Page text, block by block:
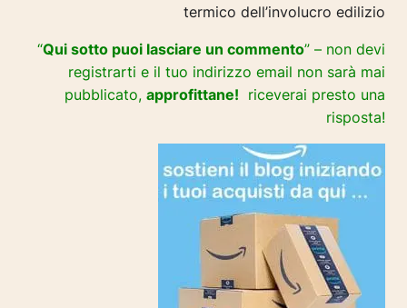
termico dell’involucro edilizio
“Qui sotto puoi lasciare un commento” – non devi
registrarti e il tuo indirizzo email non sarà mai
pubblicato, approfittane! riceverai presto una
risposta!